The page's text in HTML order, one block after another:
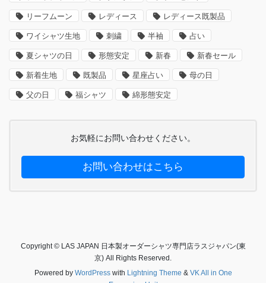
リーフムーン レディース レディース既製品
ワイシャツ生地 刺繍 半袖 占い
夏シャツの日 形態安定 新春 新春セール
新着生地 既製品 星座占い 母の日
父の日 福シャツ 綿形態安定
お気軽にお問い合わせください。
お問い合わせはこちら
Copyright © LAS JAPAN 日本製オーダーシャツ専門店ラスジャパン(東
京) All Rights Reserved.
Powered by WordPresswith Lightning Theme & VK All in One